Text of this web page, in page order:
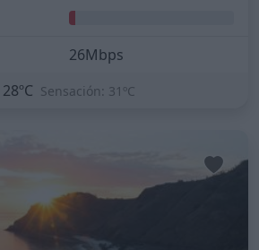
26Mbps
28ºC Sensación: 31ºC